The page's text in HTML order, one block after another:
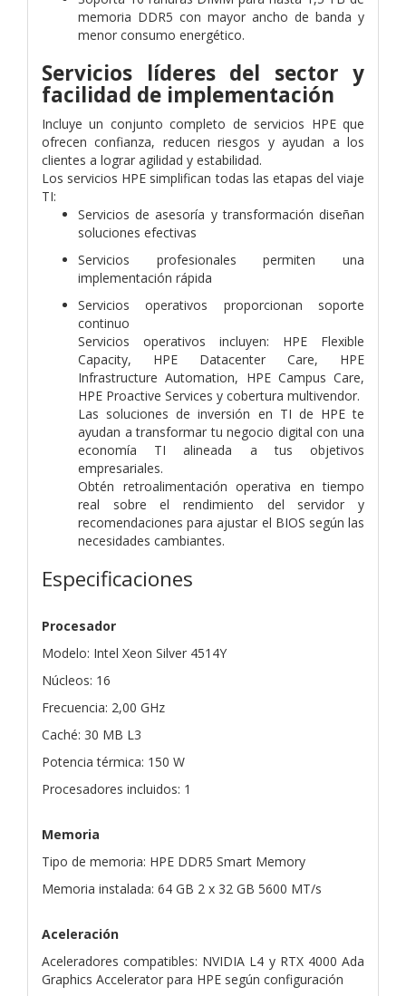
memoria DDR5 con mayor ancho de banda y
menor consumo energético.
Servicios líderes del sector y
facilidad de implementación
Incluye un conjunto completo de servicios HPE que
ofrecen confianza, reducen riesgos y ayudan a los
clientes a lograr agilidad y estabilidad.
Los servicios HPE simplifican todas las etapas del viaje
TI:
Servicios de asesoría y transformación diseñan
soluciones efectivas
Servicios profesionales permiten una
implementación rápida
Servicios operativos proporcionan soporte
continuo
Servicios operativos incluyen: HPE Flexible
Capacity, HPE Datacenter Care, HPE
Infrastructure Automation, HPE Campus Care,
HPE Proactive Services y cobertura multivendor.
Las soluciones de inversión en TI de HPE te
ayudan a transformar tu negocio digital con una
economía TI alineada a tus objetivos
empresariales.
Obtén retroalimentación operativa en tiempo
real sobre el rendimiento del servidor y
recomendaciones para ajustar el BIOS según las
necesidades cambiantes.
Especificaciones
Procesador
Modelo: Intel Xeon Silver 4514Y
Núcleos: 16
Frecuencia: 2,00 GHz
Caché: 30 MB L3
Potencia térmica: 150 W
Procesadores incluidos: 1
Memoria
Tipo de memoria: HPE DDR5 Smart Memory
Memoria instalada: 64 GB 2 x 32 GB 5600 MT/s
Aceleración
Aceleradores compatibles: NVIDIA L4 y RTX 4000 Ada
Graphics Accelerator para HPE según configuración